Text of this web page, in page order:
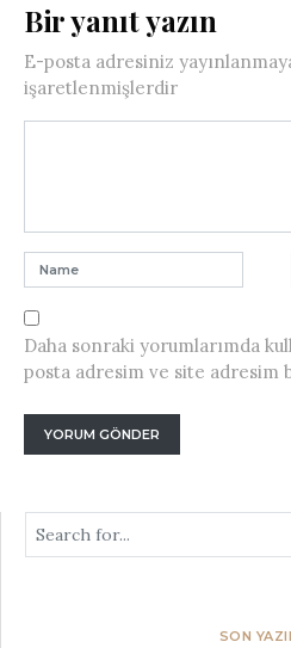
Bir yanıt yazın
E-posta adresiniz
işaretlenmişlerdir
Daha sonraki yorumlarımda
posta adresim ve site adresim
SON